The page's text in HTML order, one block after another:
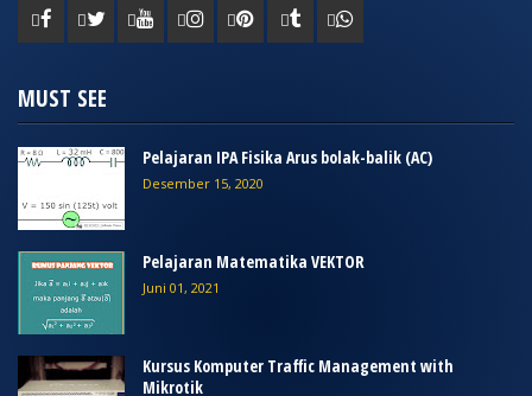
MUST SEE
Pelajaran IPA Fisika Arus bolak-balik (AC)
Desember 15, 2020
Pelajaran Matematika VEKTOR
Juni 01, 2021
Kursus Komputer Traffic Management with
Mikrotik